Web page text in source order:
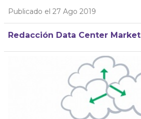
Publicado el 27 Ago 2019
Redacción Data Center Market